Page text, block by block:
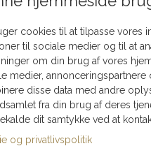
cookies til at tilpasse vores
til sociale medier og til at
om din brug af vores
medier, annonceringspartnere
disse data med andre
fra din brug af deres
dit samtykke ved at
og privatlivspolitik
Fra
300,00kr.